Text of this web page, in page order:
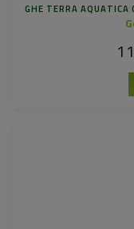
GHE TERRA